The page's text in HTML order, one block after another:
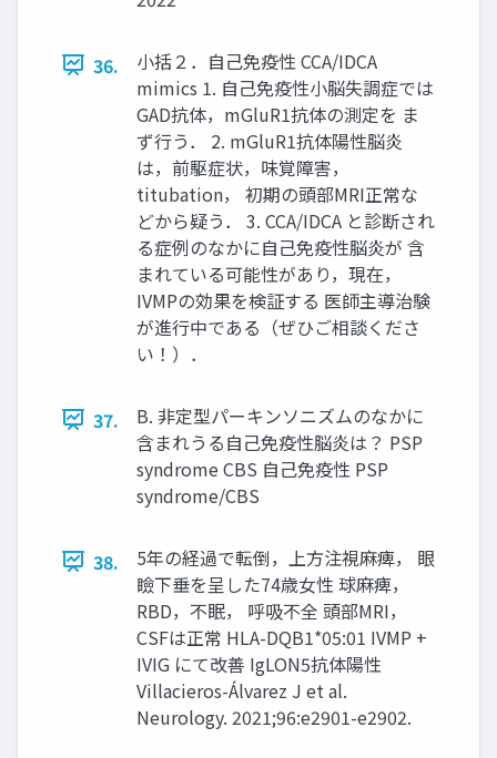
36.
小括２．自己免疫性 CCA/IDCA
mimics 1. 自己免疫性小脳失調症では
GAD抗体，mGluR1抗体の測定を ま
ず行う． 2. mGluR1抗体陽性脳炎
は，前駆症状，味覚障害，
titubation， 初期の頭部MRI正常な
どから疑う． 3. CCA/IDCA と診断され
る症例のなかに自己免疫性脳炎が 含
まれている可能性があり，現在，
IVMPの効果を検証する 医師主導治験
が進行中である（ぜひご相談くださ
い！）．
37.
B. 非定型パーキンソニズムのなかに
含まれうる自己免疫性脳炎は？ PSP
syndrome CBS 自己免疫性 PSP
syndrome/CBS
38.
5年の経過で転倒，上方注視麻痺， 眼
瞼下垂を呈した74歳女性 球麻痺，
RBD，不眠， 呼吸不全 頭部MRI，
CSFは正常 HLA-DQB1*05:01 IVMP +
IVIG にて改善 IgLON5抗体陽性
Villacieros-Álvarez J et al.
Neurology. 2021;96:e2901-e2902.